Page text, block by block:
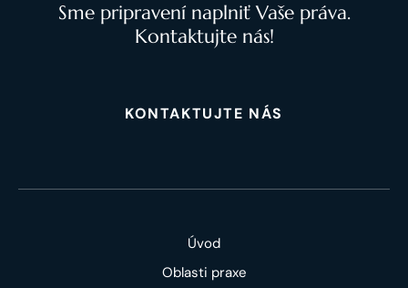
Sme pripravení naplniť Vaše práva.
Kontaktujte nás!
KONTAKTUJTE NÁS
Úvod
Oblasti praxe